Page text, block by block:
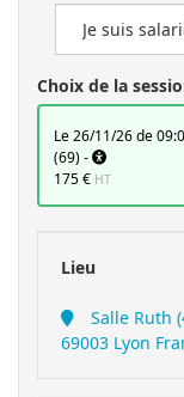
Choix de la
le 26/11/26 de 09:00 à 17:00 - Salle Ruth (4ème étage) - Lyon
(69) -
175 € HT
Lieu